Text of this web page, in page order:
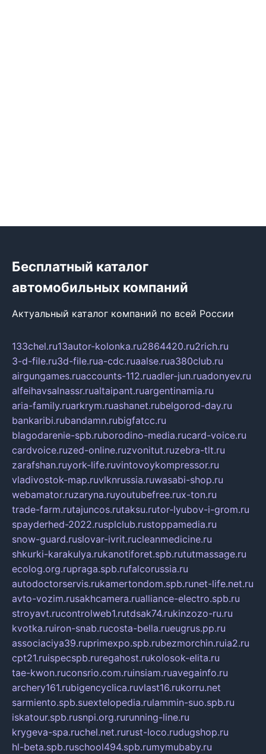
Бесплатный каталог
автомобильных компаний
Актуальный каталог компаний по всей России
133chel.ru13autor-kolonka.ru2864420.ru2rich.ru
3-d-file.ru3d-file.rua-cdc.ruaalse.rua380club.ru
airgungames.ruaccounts-112.ruadler-jun.ruadonyev.ru
alfeihavsalnassr.rualtaipant.ruargentinamia.ru
aria-family.ruarkrym.ruashanet.rubelgorod-day.ru
bankaribi.rubandamn.rubigfatcc.ru
blagodarenie-spb.ruborodino-media.rucard-voice.ru
cardvoice.ruzed-online.ruzvonitut.ruzebra-tlt.ru
zarafshan.ruyork-life.ruvintovoykompressor.ru
vladivostok-map.ruvlknrussia.ruwasabi-shop.ru
webamator.ruzaryna.ruyoutubefree.rux-ton.ru
trade-farm.rutajuncos.rutaksu.rutor-lyubov-i-grom.ru
spayderhed-2022.rusplclub.rustoppamedia.ru
snow-guard.ruslovar-ivrit.rucleanmedicine.ru
shkurki-karakulya.rukanotiforet.spb.rututmassage.ru
ecolog.org.rupraga.spb.rufalcorussia.ru
autodoctorservis.rukamertondom.spb.runet-life.net.ru
avto-vozim.rusakhcamera.rualliance-electro.spb.ru
stroyavt.rucontrolweb1.rutdsak74.rukinzozo-ru.ru
kvotka.ruiron-snab.rucosta-bella.rueugrus.pp.ru
associaciya39.ruprimexpo.spb.rubezmorchin.ruia2.ru
cpt21.ruispecspb.ruregahost.rukolosok-elita.ru
tae-kwon.ruconsrio.com.ruinsiam.ruavegainfo.ru
archery161.rubigencyclica.ruvlast16.rukorru.net
sarmiento.spb.suextelopedia.rulammin-suo.spb.ru
iskatour.spb.rusnpi.org.rurunning-line.ru
krygeva-spa.ruchel.net.rurust-loco.rudugshop.ru
hl-beta.spb.ruschool494.spb.rumymubaby.ru